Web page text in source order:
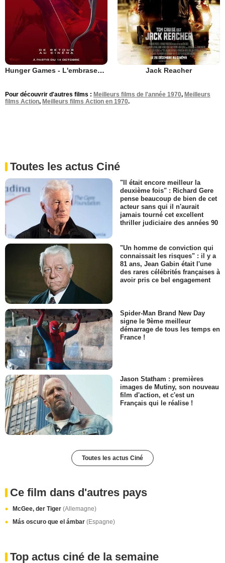
Hunger Games - L'embrasement Jack Reacher
Pour découvrir d'autres films : Meilleurs films de l'année 1970, Meilleurs
films Action, Meilleurs films Action en 1970.
Toutes les actus Ciné
"Il était encore meilleur la
deuxième fois" : Richard Gere
pense beaucoup de bien de cet
acteur sans qui il n'aurait
jamais tourné cet excellent
thriller judiciaire des années 90
"Un homme de conviction qui
connaissait les risques" : il y a
81 ans, Jean Gabin était l'une
des rares célébrités françaises à
avoir pris ce bel engagement
Spider-Man Brand New Day
signe le 9ème meilleur
démarrage de tous les temps en
France !
Jason Statham : premières
images de Mutiny, son nouveau
film d'action, et c'est un
Français qui le réalise !
Toutes les actus Ciné
Ce film dans d'autres pays
McGee, der Tiger (Allemagne)
Más oscuro que el ámbar (Espagne)
Top actus ciné de la semaine